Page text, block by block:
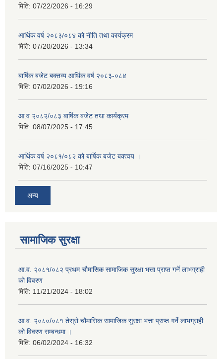
मिति: 07/22/2026 - 16:29
आर्थिक वर्ष २०८३/०८४ को नीति तथा कार्यक्रम
मिति: 07/20/2026 - 13:34
बार्षिक बजेट बक्तव्य आर्थिक वर्ष २०८३-०८४
मिति: 07/02/2026 - 19:16
आ.व २०८२/०८३ बार्षिक बजेट तथा कार्यक्रम
मिति: 08/07/2025 - 17:45
आर्थिक वर्ष २०८१/०८२ को बार्षिक बजेट बक्त्वय ।
मिति: 07/16/2025 - 10:47
अन्य
सामाजिक सुरक्षा
आ.व. २०८१/०८२ प्रथम चौमासिक सामाजिक सुरक्षा भत्ता प्राप्त गर्ने लाभग्राही
को विवरण
मिति: 11/21/2024 - 18:02
आ.व. २०८०/०८१ तेस्रो चौमासिक सामाजिक सुरक्षा भत्ता प्राप्त गर्ने लाभग्राही
को विवरण सम्बन्धमा ।
मिति: 06/02/2024 - 16:32